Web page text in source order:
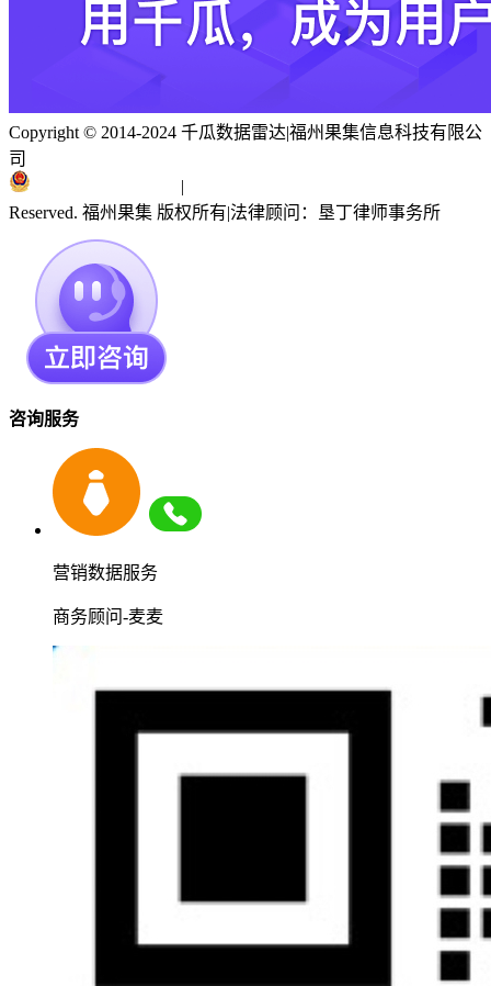
Copyright © 2014-2024 千瓜数据雷达|福州果集信息科技有限公
司
|
Reserved. 福州果集 版权所有|法律顾问：垦丁律师事务所
咨询服务
营销数据服务
商务顾问-麦麦